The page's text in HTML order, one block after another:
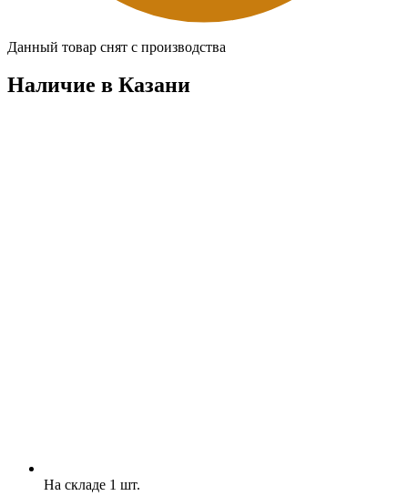
Данный товар снят с производства
Наличие в Казани
На складе 1 шт.